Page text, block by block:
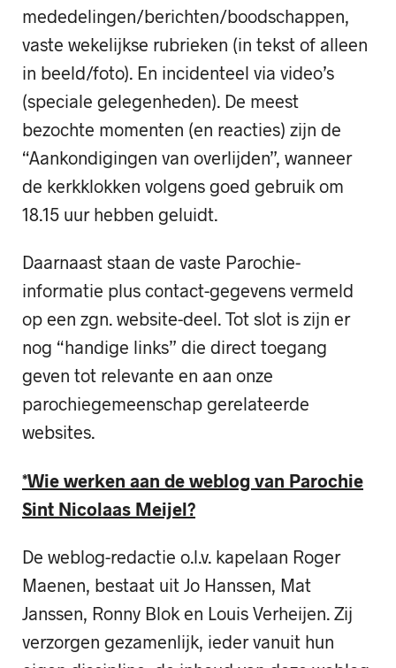
mededelingen/berichten/boodschappen,
vaste wekelijkse rubrieken (in tekst of alleen
in beeld/foto). En incidenteel via video’s
(speciale gelegenheden). De meest
bezochte momenten (en reacties) zijn de
“Aankondigingen van overlijden”, wanneer
de kerkklokken volgens goed gebruik om
18.15 uur hebben geluidt.
Daarnaast staan de vaste Parochie-
informatie plus contact-gegevens vermeld
op een zgn. website-deel. Tot slot is zijn er
nog “handige links” die direct toegang
geven tot relevante en aan onze
parochiegemeenschap gerelateerde
websites.
*Wie werken aan de weblog van Parochie
Sint Nicolaas Meijel?
De weblog-redactie o.l.v. kapelaan Roger
Maenen, bestaat uit Jo Hanssen, Mat
Janssen, Ronny Blok en Louis Verheijen. Zij
verzorgen gezamenlijk, ieder vanuit hun